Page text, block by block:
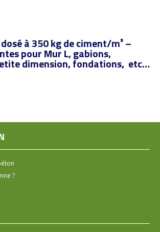
à 350 kg de ciment/m³ –
pour Mur L, gabions,
dimension, fondations, etc…
?